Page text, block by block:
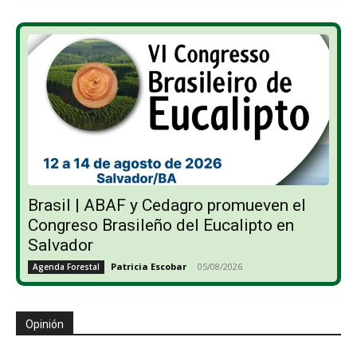
Brasil | ABAF y Cedagro promueven el
Congreso Brasileño del Eucalipto en
Salvador
Agenda Forestal Patricia Escobar - 05/08/2026
Opinión